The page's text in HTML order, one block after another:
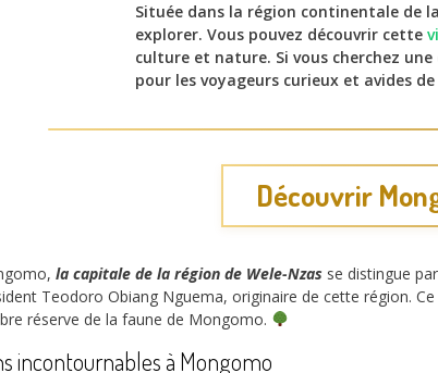
Située dans la région continentale de
explorer. Vous pouvez découvrir cette
culture et nature. Si vous cherchez
pour les voyageurs curieux et avides
Découvrir
la capitale de la région de Wele-Nzas se distingue
Teodoro Obiang Nguema, originaire de cette région.
réserve de la faune de Mongomo.
incontournables à Mongomo